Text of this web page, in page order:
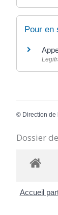
Pour en
© Direction de
Dossier
Accueil